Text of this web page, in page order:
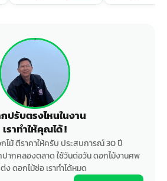
ปรับตรงไหนในงาน
เราทำให้คุณได้ !
ไม้ ตีราคาให้ครับ ประสบการณ์ 30 ปี
ากคลองตลาด ใช้วันต่อวัน ดอกไม้งานศพ
ง ดอกไม้ช่อ เราทำได้หมด